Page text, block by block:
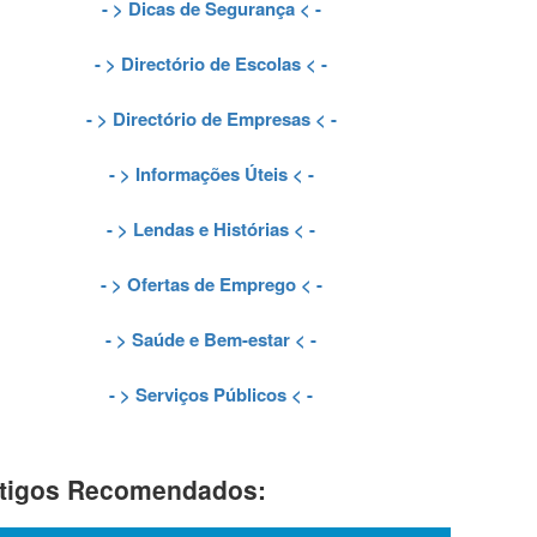
- > Dicas de Segurança< -
- > Directório de Escolas < -
- > Directório de Empresas< -
- > Informações Úteis< -
- > Lendas e Histórias < -
- > Ofertas de Emprego< -
- > Saúde e Bem-estar < -
- > Serviços Públicos < -
Recomendados: